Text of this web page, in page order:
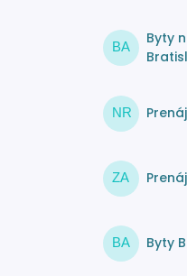
BA
Byty
NR
ZA
BA Byty